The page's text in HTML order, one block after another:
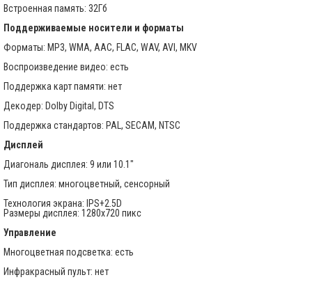
Встроенная память: 32Гб
Поддерживаемые носители и форматы
Форматы: MP3, WMA, AAC, FLAC, WAV, AVI, MKV
Воспроизведение видео: есть
Поддержка карт памяти: нет
Декодер: Dolby Digital, DTS
Поддержка стандартов: PAL, SECAM, NTSC
Дисплей
Диагональ дисплея: 9 или 10.1"
Тип дисплея: многоцветный, сенсорный
Технология экрана: IPS+2.5D
Размеры дисплея: 1280х720 пикс
Управление
Многоцветная подсветка: есть
Инфракрасный пульт: нет